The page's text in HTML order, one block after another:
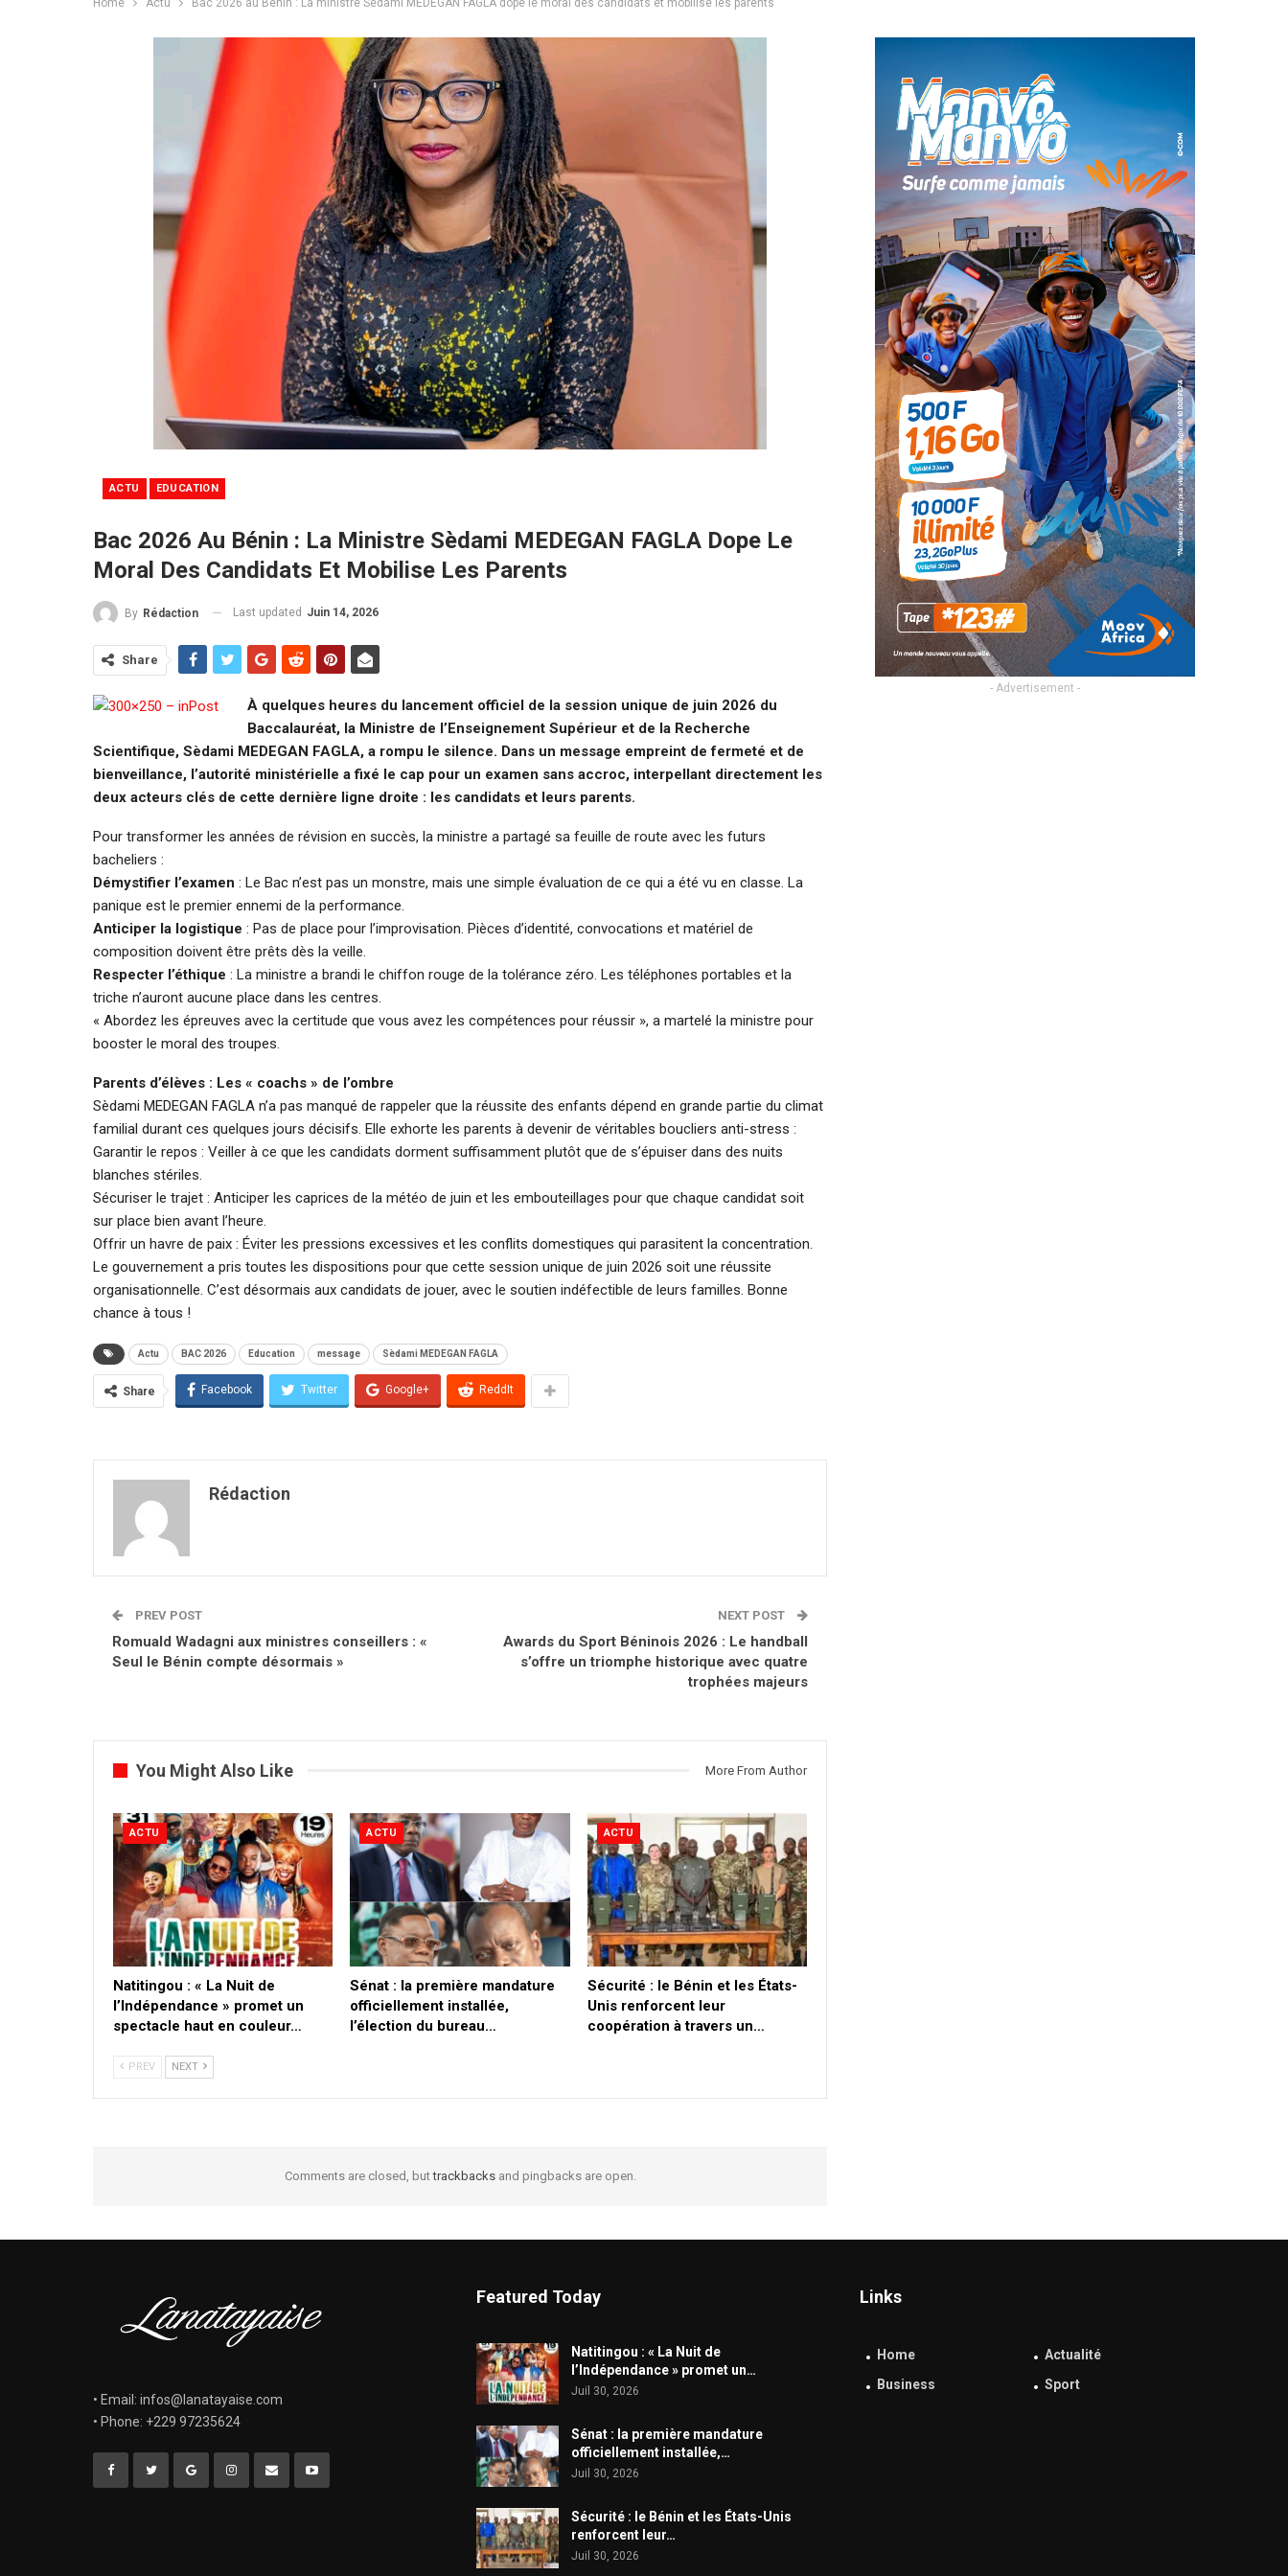
Home Actu Bac 2026 au Bénin : La ministre Sèdami MEDEGAN FAGLA dope le moral des candidats et mobilise les parents
ACTU EDUCATION
Bac 2026 Au Bénin : La Ministre Sèdami MEDEGAN FAGLA Dope Le
Moral Des Candidats Et Mobilise Les Parents
By Rédaction Last updated Juin 14, 2026
Share
À quelques heures du lancement officiel de la session unique de juin 2026 du
Baccalauréat, la Ministre de l’Enseignement Supérieur et de la Recherche
Scientifique, Sèdami MEDEGAN FAGLA, a rompu le silence. Dans un message empreint de fermeté et de
bienveillance, l’autorité ministérielle a fixé le cap pour un examen sans accroc, interpellant directement les
deux acteurs clés de cette dernière ligne droite : les candidats et leurs parents.
Pour transformer les années de révision en succès, la ministre a partagé sa feuille de route avec les futurs
bacheliers :
Démystifier l’examen : Le Bac n’est pas un monstre, mais une simple évaluation de ce qui a été vu en classe. La
panique est le premier ennemi de la performance.
Anticiper la logistique : Pas de place pour l’improvisation. Pièces d’identité, convocations et matériel de
composition doivent être prêts dès la veille.
Respecter l’éthique : La ministre a brandi le chiffon rouge de la tolérance zéro. Les téléphones portables et la
triche n’auront aucune place dans les centres.
« Abordez les épreuves avec la certitude que vous avez les compétences pour réussir », a martelé la ministre pour
booster le moral des troupes.
Parents d’élèves : Les « coachs » de l’ombre
Sèdami MEDEGAN FAGLA n’a pas manqué de rappeler que la réussite des enfants dépend en grande partie du climat
familial durant ces quelques jours décisifs. Elle exhorte les parents à devenir de véritables boucliers anti-stress :
Garantir le repos : Veiller à ce que les candidats dorment suffisamment plutôt que de s’épuiser dans des nuits
blanches stériles.
Sécuriser le trajet : Anticiper les caprices de la météo de juin et les embouteillages pour que chaque candidat soit
sur place bien avant l’heure.
Offrir un havre de paix : Éviter les pressions excessives et les conflits domestiques qui parasitent la concentration.
Le gouvernement a pris toutes les dispositions pour que cette session unique de juin 2026 soit une réussite
organisationnelle. C’est désormais aux candidats de jouer, avec le soutien indéfectible de leurs familles. Bonne
chance à tous !
Actu BAC 2026 Education message Sèdami MEDEGAN FAGLA
Share Facebook Twitter Google+ ReddIt
Rédaction
PREV POST
Romuald Wadagni aux ministres conseillers : «
Seul le Bénin compte désormais »
NEXT POST
Awards du Sport Béninois 2026 : Le handball
s’offre un triomphe historique avec quatre
trophées majeurs
You Might Also Like More From Author
ACTU
​Natitingou : « La Nuit de
l’Indépendance » promet un
spectacle haut en couleur…
ACTU
Sénat : la première mandature
officiellement installée,
l’élection du bureau…
ACTU
Sécurité : le Bénin et les États-
Unis renforcent leur
coopération à travers un…
PREV NEXT
Comments are closed, buttrackbacksand pingbacks are open.
- Advertisement -
• Email: infos@lanatayaise.com
• Phone: +229 97235624
Featured Today
​Natitingou : « La Nuit de
l’Indépendance » promet un…
Juil 30, 2026
Sénat : la première mandature
officiellement installée,…
Juil 30, 2026
Sécurité : le Bénin et les États-Unis
renforcent leur…
Juil 30, 2026
Links
Home
Actualité
Business
Sport